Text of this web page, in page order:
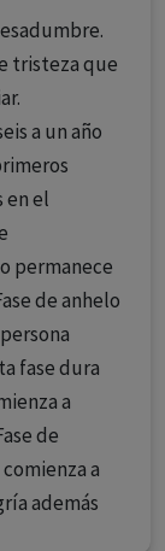
tristeza que
a un año
en el
permanece
de anhelo
fase dura
a
de
a
además